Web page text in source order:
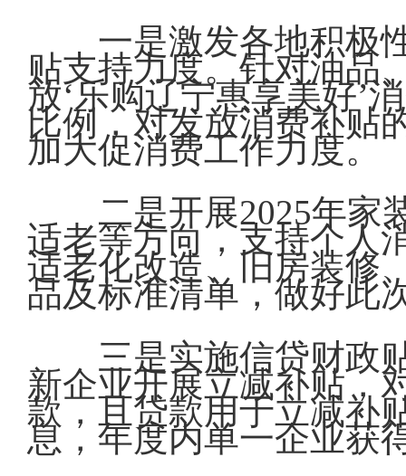
一是激发各地积极
贴支持力度。针对油品
放‘乐购辽宁惠享美好’
比例，对发放消费补贴
加大促消费工作力度。
二是开展2025年家
适老等方向，支持个人
适老化改造、旧房装修
品及标准清单，做好此
三是实施信贷财政
新企业开展立减补贴，
款，且贷款用于立减补
息，年度内单一企业获